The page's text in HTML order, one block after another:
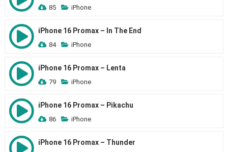
85 iPhone
iPhone 16 Promax – In The End
84 iPhone
iPhone 16 Promax – Lenta
79 iPhone
iPhone 16 Promax – Pikachu
86 iPhone
iPhone 16 Promax – Thunder